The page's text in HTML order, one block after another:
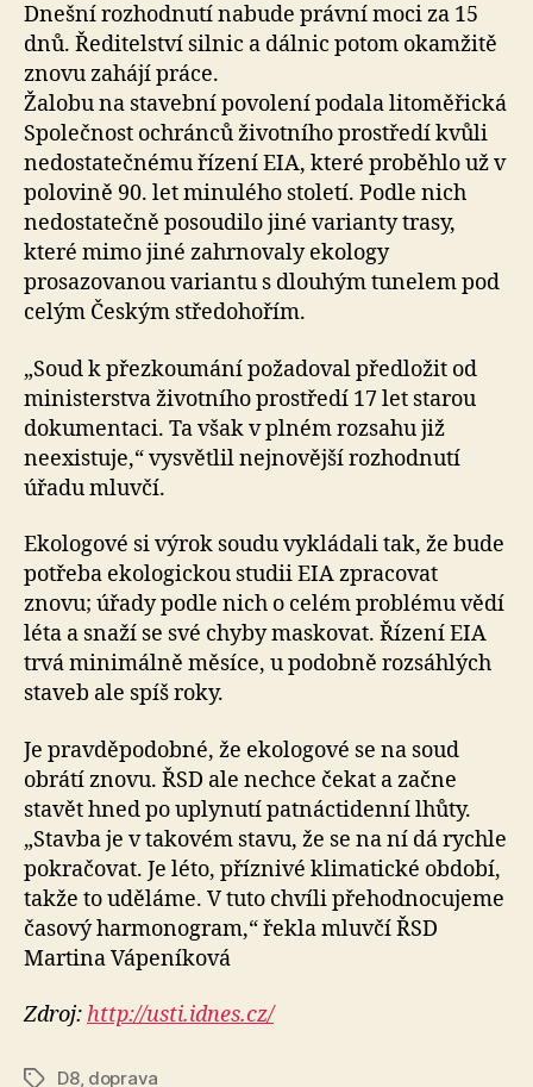
Dnešní rozhodnutí nabude právní moci za 15
dnů. Ředitelství silnic a dálnic potom okamžitě
znovu zahájí práce.
Žalobu na stavební povolení podala litoměřická
Společnost ochránců životního prostředí kvůli
nedostatečnému řízení EIA, které proběhlo už v
polovině 90. let minulého století. Podle nich
nedostatečně posoudilo jiné varianty trasy,
které mimo jiné zahrnovaly ekology
prosazovanou variantu s dlouhým tunelem pod
celým Českým středohořím.
„Soud k přezkoumání požadoval předložit od
ministerstva životního prostředí 17 let starou
dokumentaci. Ta však v plném rozsahu již
neexistuje,“ vysvětlil nejnovější rozhodnutí
úřadu mluvčí.
Ekologové si výrok soudu vykládali tak, že bude
potřeba ekologickou studii EIA zpracovat
znovu; úřady podle nich o celém problému vědí
léta a snaží se své chyby maskovat. Řízení EIA
trvá minimálně měsíce, u podobně rozsáhlých
staveb ale spíš roky.
Je pravděpodobné, že ekologové se na soud
obrátí znovu. ŘSD ale nechce čekat a začne
stavět hned po uplynutí patnáctidenní lhůty.
„Stavba je v takovém stavu, že se na ní dá rychle
pokračovat. Je léto, příznivé klimatické období,
takže to uděláme. V tuto chvíli přehodnocujeme
časový harmonogram,“ řekla mluvčí ŘSD
Martina Vápeníková
Zdroj: http://usti.idnes.cz/
Štítky
D8, doprava